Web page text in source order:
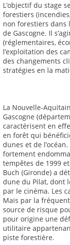
L’objectif du stage
forestiers
non forestiers dans
de Gascogne. Il
(réglementaires,
l’exploitation des
des changements
stratégies en la
La Nouvelle-
Gascogne
caractérisent en
en forêt qui
dunes et de
fortement
tempêtes de 1999
Buch (Gironde) a
dune du Pilat, dont
par le cinéma. Les
Mais par la
source de risque
pour origine une
utilitaire
piste forestière.